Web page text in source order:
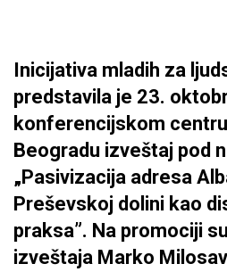
Inicijativa mladih za
predstavila je 23.
konferencijskom centru
Beogradu izveštaj pod
„Pasivizacija adresa
Preševskoj dolini kao
praksa”. Na promociji
izveštaja Marko